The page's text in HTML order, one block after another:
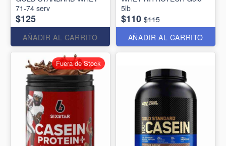
71-74 serv
$125
AÑADIR AL CARRITO
5lb
$110 $115
AÑADIR AL CARRITO
Fuera de Stock